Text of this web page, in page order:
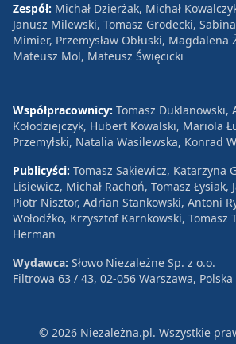
Zespół: Michał Dzierżak, Michał
Janusz Milewski, Tomasz Grodecki,
Mimier, Przemysław Obłuski, Magdalena
Mateusz Mol, Mateusz Święcicki
Współpracownicy: Tomasz Duklanowski,
Kołodziejczyk, Hubert Kowalski, Mariola
Przemyłski, Natalia Wasilewska, Konrad
Publicyści: Tomasz Sakiewicz, Katarzyna
Lisiewicz, Michał Rachoń, Tomasz Łysiak,
Piotr Nisztor, Adrian Stankowski, Antoni
Wołodźko, Krzysztof Karnkowski, Tomasz
Herman
Wydawca: Słowo Niezależne Sp. z o.o.
Filtrowa 63 / 43, 02-056 Warszawa, Polska
© 2026 Niezależna.pl. Wszystkie